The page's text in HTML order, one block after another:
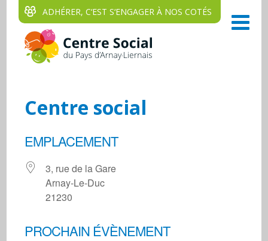
ADHÉRER, C‘EST S‘ENGAGER À NOS COTÉS
Centre social
EMPLACEMENT
3, rue de la Gare
Arnay-Le-Duc
21230
PROCHAIN ÉVÈNEMENT